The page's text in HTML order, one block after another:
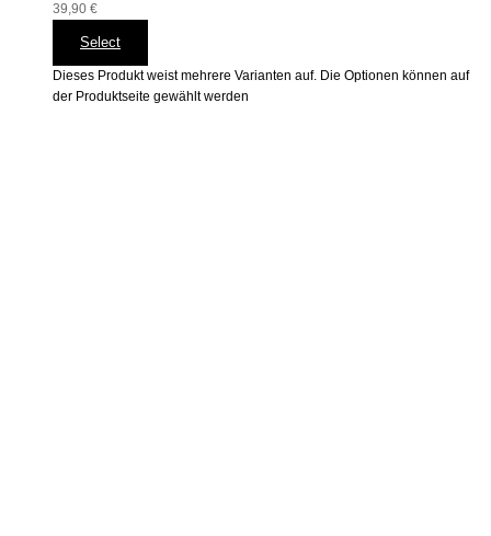
39,90 €
Select
Dieses Produkt weist mehrere Varianten auf. Die Optionen können auf
der Produktseite gewählt werden